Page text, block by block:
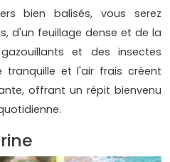
bien balisés, vous serez
d'un feuillage dense et de la
et des insectes
tranquille et l'air frais créent
offrant un répit bienvenu